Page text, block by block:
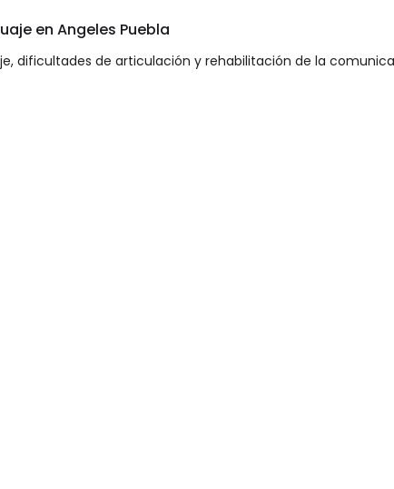
en Angeles Puebla
dificultades de articulación y rehabilitación de la